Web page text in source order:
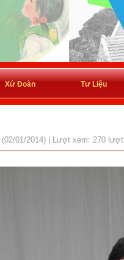
Xứ Đoàn Tư Liệu
(02/01/2014) | Lượt xem: 270 lượt